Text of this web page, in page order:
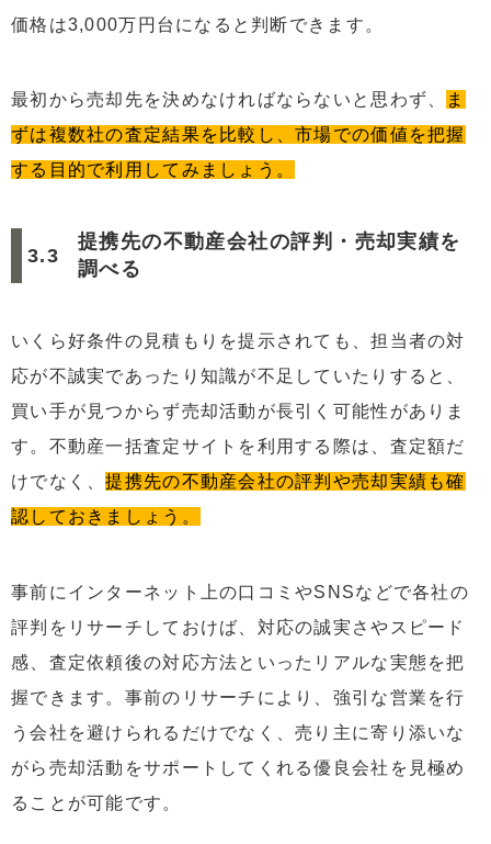
価格は3,000万円台になると判断できます。
最初から売却先を決めなければならないと思わず、
ま
ずは複数社の査定結果を比較し、市場での価値を把握
する目的で利用してみましょう。
提携先の不動産会社の評判・売却実績を
調べる
いくら好条件の見積もりを提示されても、担当者の対
応が不誠実であったり知識が不足していたりすると、
買い手が見つからず売却活動が長引く可能性がありま
す。不動産一括査定サイトを利用する際は、査定額だ
けでなく、提携先の不動産会社の評判や売却実績も確
認しておきましょう。
事前にインターネット上の口コミやSNSなどで各社の
評判をリサーチしておけば、対応の誠実さやスピード
感、査定依頼後の対応方法といったリアルな実態を把
握できます。事前のリサーチにより、強引な営業を行
う会社を避けられるだけでなく、売り主に寄り添いな
がら売却活動をサポートしてくれる優良会社を見極め
ることが可能です。